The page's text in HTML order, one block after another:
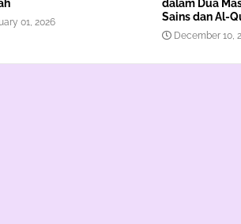
01, 2026
dalam Dua
Sains dan Al-
December 10,